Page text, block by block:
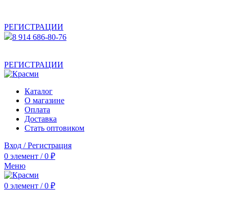
РЕГИСТРАЦИИ
8 914 686-80-76
РЕГИСТРАЦИИ
Каталог
О магазине
Оплата
Доставка
Стать оптовиком
Вход / Регистрация
0 элемент / 0 ₽
Меню
0 элемент / 0 ₽